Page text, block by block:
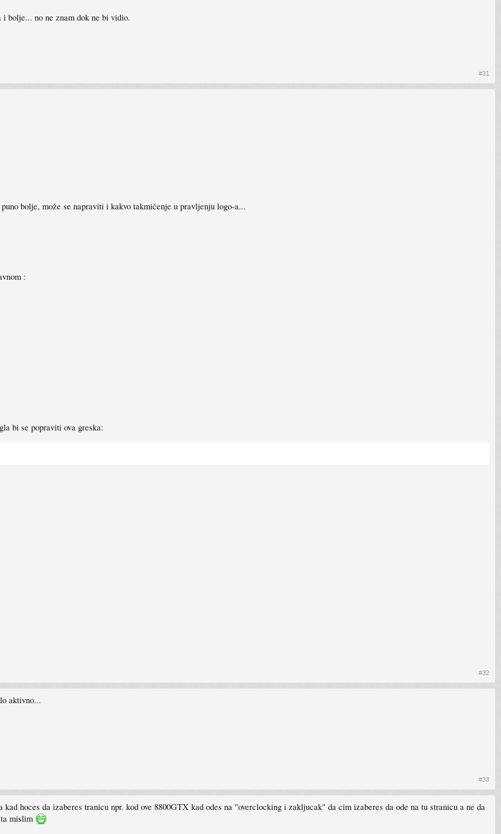
bolje... no ne znam dok ne bi vidio.
#31
bolje, može se napraviti i kakvo takmičenje u pravljenju logo-a...
:
bi se popraviti ova greska:
#32
aktivno...
#33
hoces da izaberes tranicu npr. kod ove 8800GTX kad odes na "overclocking i zakljucak" da cim izaberes da ode na tu stranicu a ne da
mislim